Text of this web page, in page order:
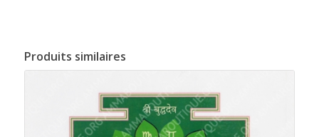
Produits similaires